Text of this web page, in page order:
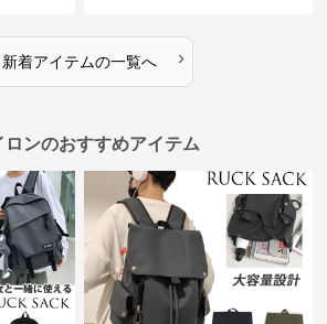
新着アイテムの一覧へ ›
ロンのおすすめアイテム